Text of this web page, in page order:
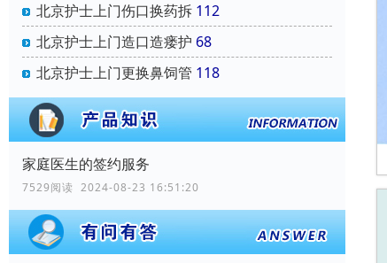
北京护士上门伤口换药拆 112
北京护士上门造口造瘘护 68
北京护士上门更换鼻饲管 118
家庭医生的签约服务
7529阅读 2024-08-23 16:51:20